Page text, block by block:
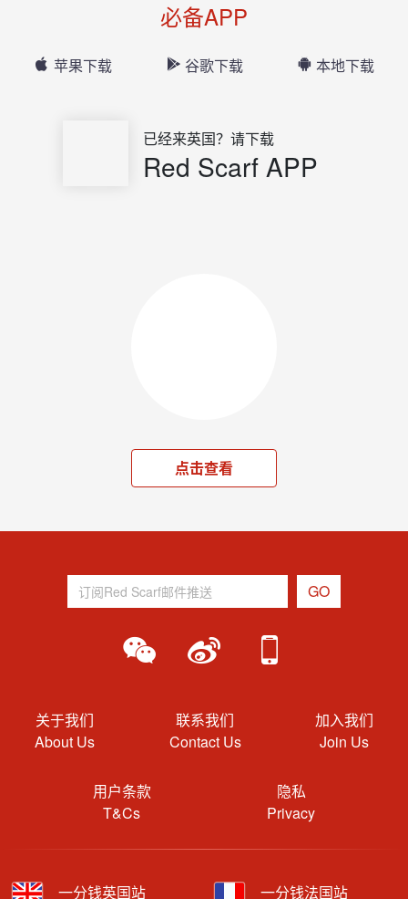
必备APP
苹果下载 谷歌下载 本地下载
已经来英国？请下载
Red Scarf APP
点击查看
关于我们
About Us
联系我们
Contact Us
加入我们
Join Us
用户条款
T&Cs
隐私
Privacy
一分钱英国站 一分钱法国站